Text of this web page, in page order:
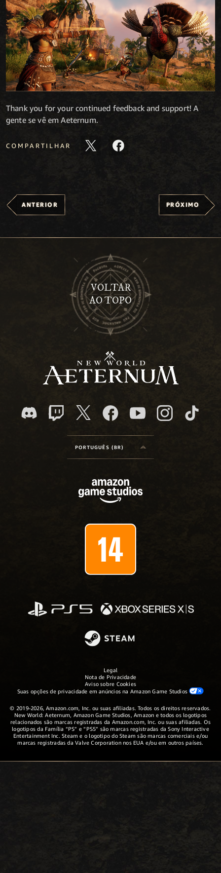
Thank you for your continued feedback and support! A
gente se vê em Aeternum.
COMPARTILHAR
ANTERIOR PRÓXIMO
VOLTAR
AO TOPO
PORTUGUÊS (BR)
Legal
Nota de Privacidade
Aviso sobre Cookies
Suas opções de privacidade em anúncios na Amazon Game Studios
© 2019-2026, Amazon.com, Inc. ou suas afiliadas. Todos os direitos reservados.
New World: Aeternum, Amazon Game Studios, Amazon e todos os logotipos
relacionados são marcas registradas da Amazon.com, Inc. ou suas afiliadas. Os
logotipos da Família “PS” e “PS5” são marcas registradas da Sony Interactive
Entertainment Inc. Steam e o logotipo do Steam são marcas comerciais e/ou
marcas registradas da Valve Corporation nos EUA e/ou em outros países.